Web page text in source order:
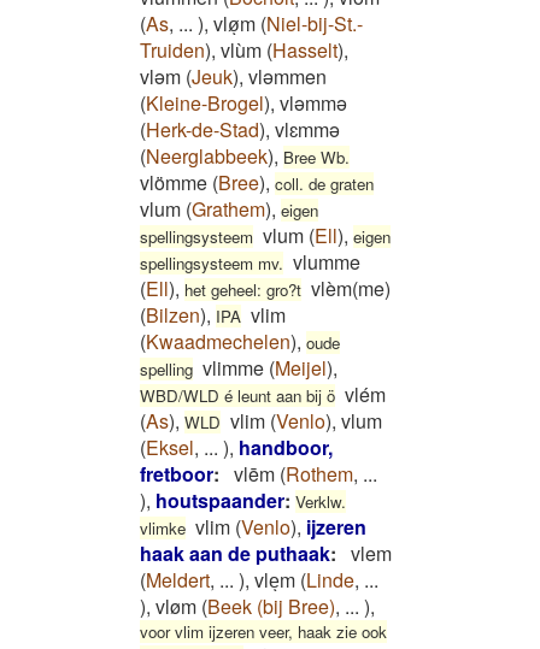
(As, ... ), vløͅm (Niel-bij-St.-
Truiden), vlùm (Hasselt),
vləm (Jeuk), vləmmen
(Kleine-Brogel), vləmmə
(Herk-de-Stad), vlɛmmə
(Neerglabbeek), Bree Wb.
vlömme (Bree), coll. de graten
vlum (Grathem), eigen
spellingsysteem vlum (Ell), eigen
spellingsysteem mv. vlumme
(Ell), het geheel: gro?t vlèm(me)
(Bilzen), IPA vlim
(Kwaadmechelen), oude
spelling vlimme (Meijel),
WBD/WLD é leunt aan bij ö vlém
(As), WLD vlim (Venlo), vlum
(Eksel, ... ), handboor,
fretboor: vlēm (Rothem, ...
), houtspaander: Verklw.
vlimke vlim (Venlo), ijzeren
haak aan de puthaak: vlem
(Meldert, ... ), vleͅm (Linde, ...
), vløm (Beek (bij Bree), ... ),
voor vlim ijzeren veer, haak zie ook